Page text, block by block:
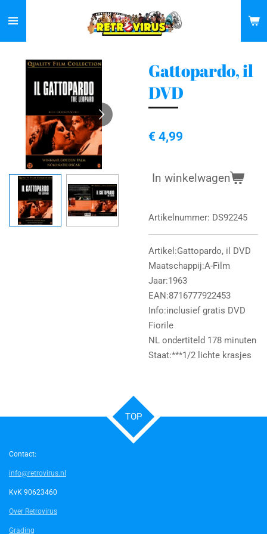
direct
naar
Gattopardo, il
DVD
€ 4,99
In winkelwagen
Artikelnummer: DS92245
Artikel:Gattopardo, il DVD
Maatschappij:A-Film
Jaar:1963
EAN:8716777922453
Info:inclusief gratis DVD
Fiorile
NL ondertiteld 178 minuten
Staat:***1/2 lichte krasjes
TOP
Contact:
info@retrovirus.nl
KvK 90623460
Over Retrovirus
Grading